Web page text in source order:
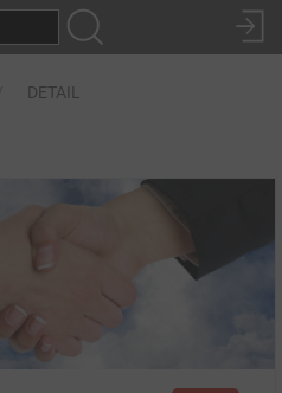
DETAIL